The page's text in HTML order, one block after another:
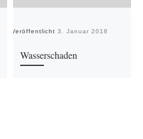
Veröffentlicht 3. Januar 2018
Wasserschaden